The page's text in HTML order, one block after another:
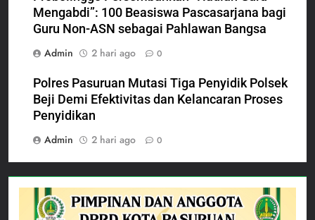
Mengabdi”: 100 Beasiswa Pascasarjana bagi
Guru Non-ASN sebagai Pahlawan Bangsa
Admin
2 hari ago 0
Polres Pasuruan Mutasi Tiga Penyidik Polsek
Beji Demi Efektivitas dan Kelancaran Proses
Penyidikan
Admin
2 hari ago 0